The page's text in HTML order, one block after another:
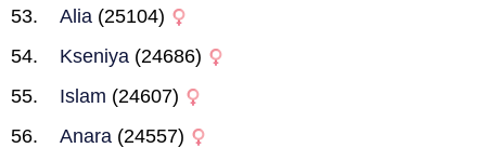
Alia (25104)
Kseniya (24686)
Islam (24607)
Anara (24557)